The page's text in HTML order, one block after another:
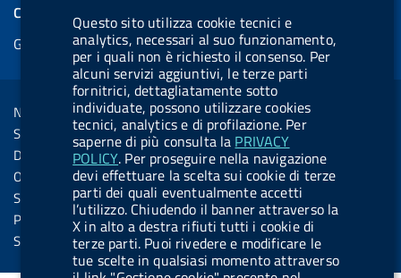
Questo sito utilizza cookie tecnici e
analytics, necessari al suo funzionamento,
per i quali non è richiesto il consenso. Per
alcuni servizi aggiuntivi, le terze parti
fornitrici, dettagliatamente sotto
individuate, possono utilizzare cookies
tecnici, analytics e di profilazione. Per
saperne di più consulta la PRIVACY
POLICY. Per proseguire nella navigazione
devi effettuare la scelta sui cookie di terze
parti dei quali eventualmente accetti
l’utilizzo. Chiudendo il banner attraverso la
X in alto a destra rifiuti tutti i cookie di
terze parti. Puoi rivedere e modificare le
tue scelte in qualsiasi momento attraverso
l
.
b
u
t
t
o
n
.
i
n
s
k
y
u
b
e
l
.
b
u
t
t
o
n
.
s
p
COOKIES
Gestione cookie
Sezione Link Utili
Note legali
Social Media Policy
Dichiarazione di accessibilità
Obiettivi di accessibilità
Statistiche sito
Privacy
Servizi Online